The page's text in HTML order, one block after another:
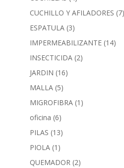
CUCHILLO Y AFILADORES (7)
ESPATULA (3)
IMPERMEABILIZANTE (14)
INSECTICIDA (2)
JARDIN (16)
MALLA (5)
MIGROFIBRA (1)
oficina (6)
PILAS (13)
PIOLA (1)
QUEMADOR (2)